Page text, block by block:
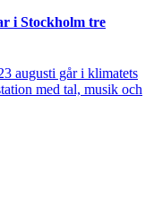
i Stockholm tre
augusti går i klimatets
med tal, musik och